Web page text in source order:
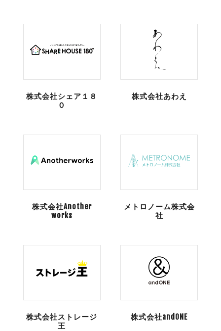
株式会社シェア１８
０
株式会社あわえ
株式会社Another
works
メトロノーム株式会
社
株式会社ストレージ
王
株式会社andONE